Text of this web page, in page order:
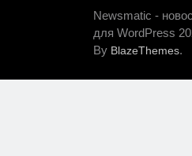
Newsmatic -
для WordPress
By BlazeThemes.